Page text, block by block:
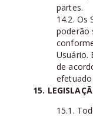
partes.
14.2. Os
poderão
Usuário.
de
15.
15.1.